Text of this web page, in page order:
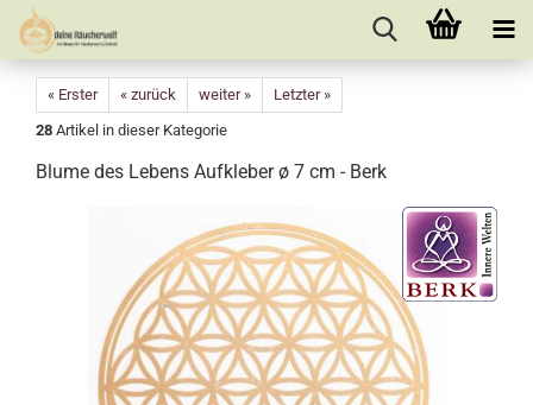
« Erster « zurück weiter »
Letzter »
28 Artikel in dieser Kategorie
Blume des Lebens Aufkleber ø 7 cm - Berk